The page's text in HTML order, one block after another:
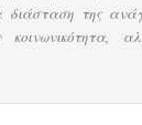
διάσταση της
κοινωνικότητα,